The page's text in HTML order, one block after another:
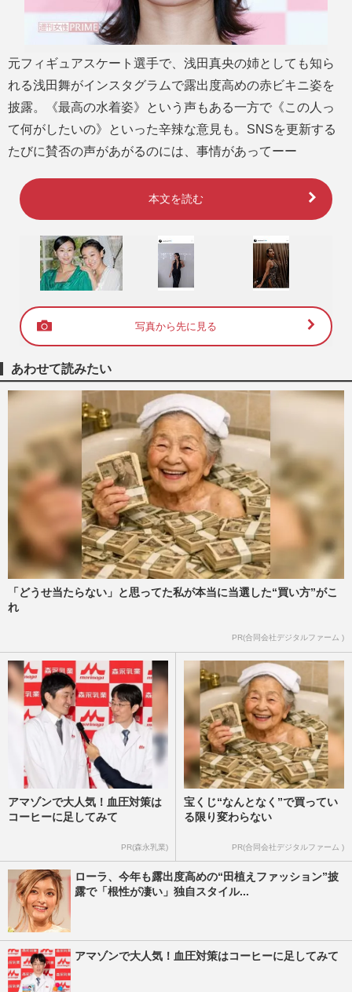
元フィギュアスケート選手で、浅田真央の姉としても知ら
れる浅田舞がインスタグラムで露出度高めの赤ビキニ姿を
披露。《最高の水着姿》という声もある一方で《この人っ
て何がしたいの》といった辛辣な意見も。SNSを更新する
たびに賛否の声があがるのには、事情があってーー
本文を読む
写真から先に見る
あわせて読みたい
「どうせ当たらない」と思ってた私が本当に当選した“買い方”がこ
れ
PR(合同会社デジタルファーム )
アマゾンで大人気！血圧対策は
コーヒーに足してみて
PR(森永乳業)
宝くじ“なんとなく”で買ってい
る限り変わらない
PR(合同会社デジタルファーム )
ローラ、今年も露出度高めの“田植えファッション”披
露で「根性が凄い」独自スタイル...
アマゾンで大人気！血圧対策はコーヒーに足してみて